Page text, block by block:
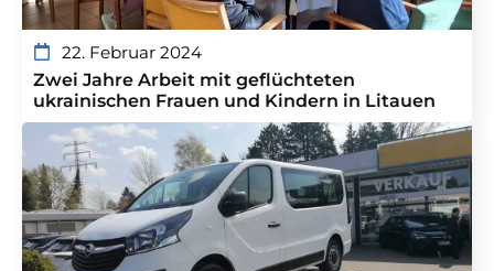
22. Februar 2024
Zwei Jahre Arbeit mit geflüchteten
ukrainischen Frauen und Kindern in Litauen